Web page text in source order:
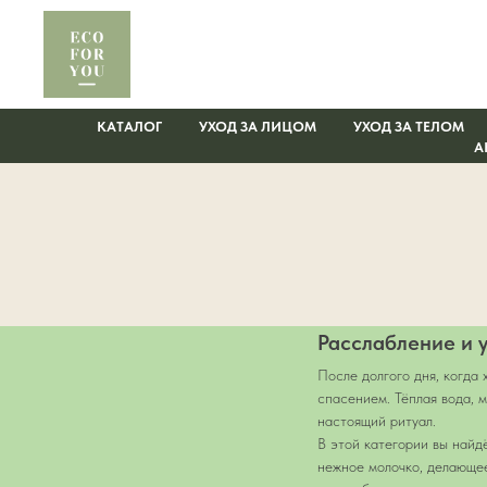
КАТАЛОГ УХОД ЗА ЛИЦОМ УХОД ЗА ТЕЛОМ
Расслабление и
После долгого дня,
спасением. Тёплая вода,
настоящий ритуал.
В этой категории вы
нежное молочко,